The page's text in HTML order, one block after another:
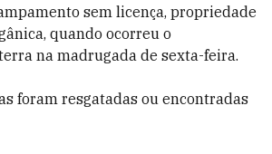
sem licença, propriedade
quando ocorreu o
na madrugada de sexta-feira.
foram resgatadas ou encontradas